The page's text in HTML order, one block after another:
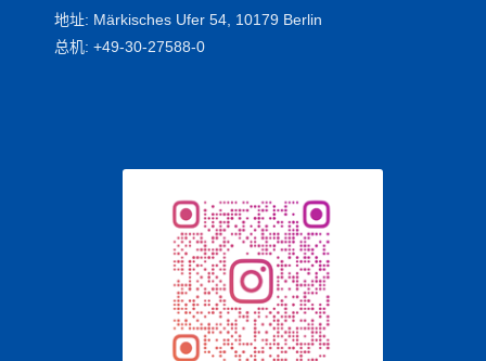
地址: Märkisches Ufer 54, 10179 Berlin
总机: +49-30-27588-0